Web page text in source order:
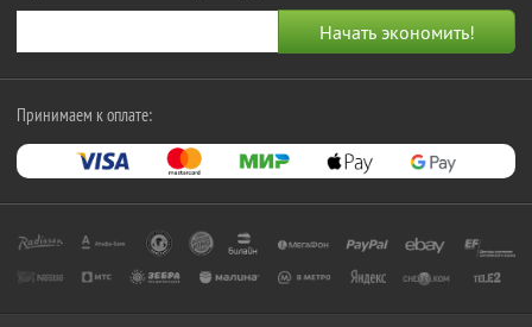
Принимаем к оплате: